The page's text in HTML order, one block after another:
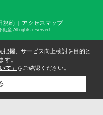
規約 ｜アクセスマップ
動産 All rights reserved.
握、サービス向上検討を目的と
す。
て」 をご確認ください。